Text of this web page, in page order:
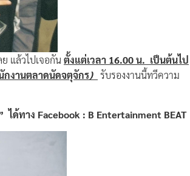
ย แล้วไปเจอกันตั้งแต่เวลา 16.00 น. เป็นต้นไป
กงานตลาดนัดจตุจักร) รับรองงานนี้ทวีความ
ได้ทาง Facebook : B Entertainment BEAT